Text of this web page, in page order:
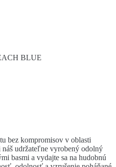
BLUE
bez kompromisov v oblasti
udržateľne vyrobený odolný
basmi a vydajte sa na hudobnú